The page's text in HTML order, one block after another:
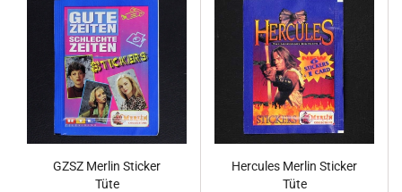
GZSZ Merlin Sticker
Tüte
Hercules Merlin Sticker
Tüte